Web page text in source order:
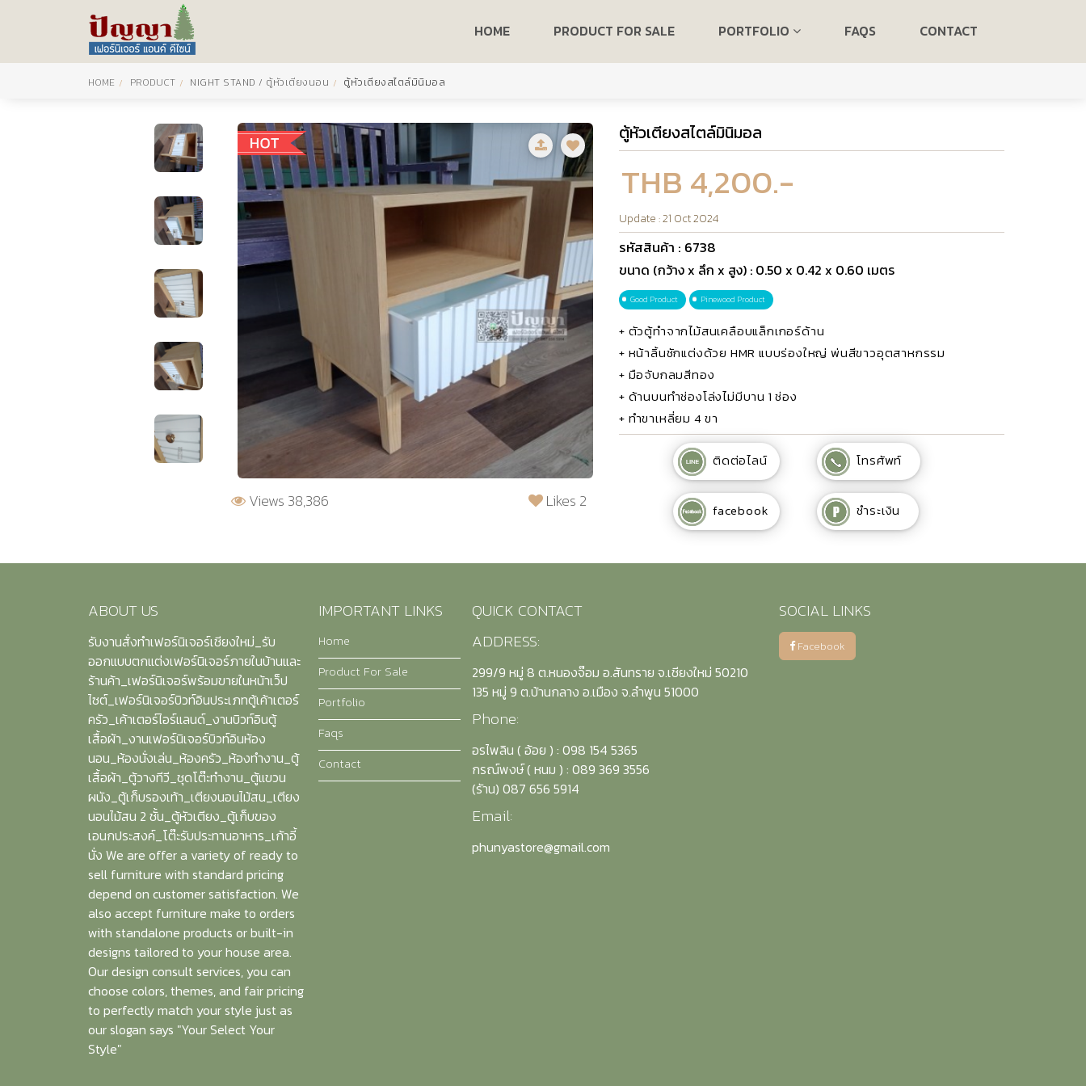
HOME PRODUCT FOR SALE PORTFOLIO FAQS CONTACT
HOME PRODUCT NIGHT STAND / ตู้หัวเตียงนอน ตู้หัวเตียงสไตล์มินิมอล
Views 38,386 Likes 2
ตู้หัวเตียงสไตล์มินิมอล
THB 4,200.-
Update : 21 Oct 2024
รหัสสินค้า : 6738
ขนาด (กว้าง x ลึก x สูง) : 0.50 x 0.42 x 0.60 เมตร
Good Product Pinewood Product
+ ตัวตู้ทำจากไม้สนเคลือบแล็กเกอร์ด้าน
+ หน้าลิ้นชักแต่งด้วย HMR แบบร่องใหญ่ พ่นสีขาวอุตสาหกรรม
+ มือจับกลมสีทอง
+ ด้านบนทำช่องโล่งไม่มีบาน 1 ช่อง
+ ทำขาเหลี่ยม 4 ขา
ติดต่อไลน์ โทรศัพท์
facebook ชำระเงิน
ABOUT US
รับงานสั่งทำเฟอร์นิเจอร์เชียงใหม่_รับ
ออกแบบตกแต่งเฟอร์นิเจอร์ภายในบ้านและ
ร้านค้า_เฟอร์นิเจอร์พร้อมขายในหน้าเว็ป
ไซต์_เฟอร์นิเจอร์บิวท์อินประเภทตู้เค้าเตอร์
ครัว_เค้าเตอร์ไอร์แลนด์_งานบิวท์อินตู้
เสื้อผ้า_งานเฟอร์นิเจอร์บิวท์อินห้อง
นอน_ห้องนั่งเล่น_ห้องครัว_ห้องทำงาน_ตู้
เสื้อผ้า_ตู้วางทีวี_ชุดโต๊ะทำงาน_ตู้แขวน
ผนัง_ตู้เก็บรองเท้า_เตียงนอนไม้สน_เตียง
นอนไม้สน 2 ชั้น_ตู้หัวเตียง_ตู้เก็บของ
เอนกประสงค์_โต๊ะรับประทานอาหาร_เก้าอี้
นั่ง We are offer a variety of ready to
sell furniture with standard pricing
depend on customer satisfaction. We
also accept furniture make to orders
with standalone products or built-in
designs tailored to your house area.
Our design consult services, you can
choose colors, themes, and fair pricing
to perfectly match your style just as
our slogan says "Your Select Your
Style"
IMPORTANT LINKS
Home
Product For Sale
Portfolio
Faqs
Contact
QUICK CONTACT
ADDRESS:
299/9 หมู่ 8 ต.หนองจ๊อม อ.สันทราย จ.เชียงใหม่ 50210
135 หมู่ 9 ต.บ้านกลาง อ.เมือง จ.ลำพูน 51000
Phone:
อรไพลิน ( อ้อย ) : 098 154 5365
กรณ์พงษ์ ( หนม ) : 089 369 3556
(รัาน) 087 656 5914
Email:
phunyastore@gmail.com
SOCIAL LINKS
Facebook